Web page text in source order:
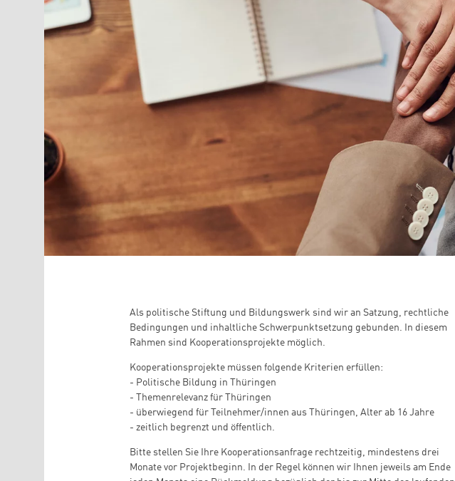
Als politische Stiftung und Bildungswerk sind wir an Satzung, rechtliche
Bedingungen und inhaltliche Schwerpunktsetzung gebunden. In diesem
Rahmen sind Kooperationsprojekte möglich.
Kooperationsprojekte müssen folgende Kriterien erfüllen:
- Politische Bildung in Thüringen
- Themenrelevanz für Thüringen
- überwiegend für Teilnehmer/innen aus Thüringen, Alter ab 16 Jahre
- zeitlich begrenzt und öffentlich.
Bitte stellen Sie Ihre Kooperationsanfrage rechtzeitig, mindestens drei
Monate vor Projektbeginn. In der Regel können wir Ihnen jeweils am Ende